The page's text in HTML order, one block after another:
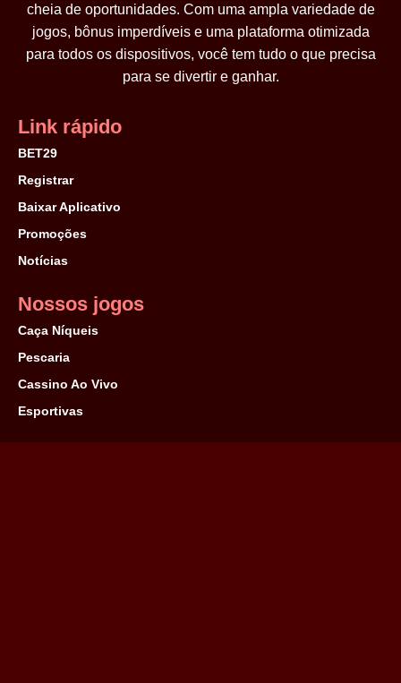
cheia de oportunidades. Com uma ampla variedade de
jogos, bônus imperdíveis e uma plataforma otimizada
para todos os dispositivos, você tem tudo o que precisa
para se divertir e ganhar.
Link rápido
BET29
Registrar
Baixar Aplicativo
Promoções
Notícias
Nossos jogos
Caça Níqueis
Pescaria
Cassino Ao Vivo
Esportivas